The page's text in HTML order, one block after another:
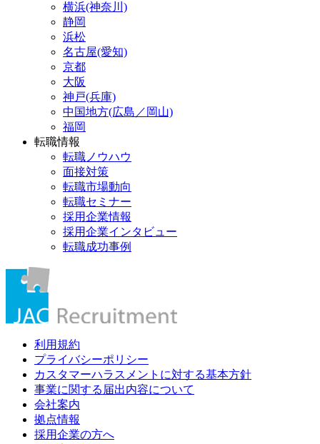
横浜(神奈川)
静岡
浜松
名古屋(愛知)
京都
大阪
神戸(兵庫)
中国地方(広島／岡山)
福岡
転職情報
転職ノウハウ
面接対策
転職市場動向
転職セミナー
採用企業情報
採用企業インタビュー
転職成功事例
利用規約
プライバシーポリシー
カスタマーハラスメントに対する基本方針
事業に関する届出内容について
会社案内
拠点情報
採用企業の方へ